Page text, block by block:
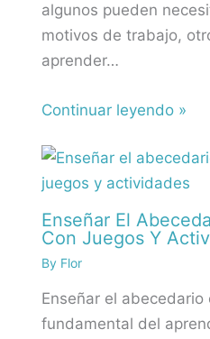
algunos pueden
motivos de trabajo,
aprender…
Continuar leyendo »
Enseñar El
Con Juegos Y
By Flor
Enseñar el abecedario
fundamental del